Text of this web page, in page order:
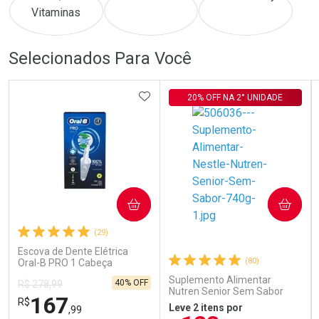
Ativar Desconto
Comprar sem Desconto
Por R$ 240,00/cada
Por R$ 240,00/cada
Ativar Desconto
Comprar sem Desconto
Por R$ 74,00/cada
Por R$ 74,00/cada
Selecionados Para Você
(29)
Escova de Dente Elétrica
Oral-B PRO 1 Cabeça
Redonda Recarregável 1
Unidade
R$ 278,99
R$167,99
40% OFF
ADICIONAR AOS FAVORITOS
COMPRAR
(80)
Suplemento Alimentar
Nutren Senior Sem Sabor
740g
20% OFF NA 2° UNIDADE
Leve 2 itens por
COMPRAR